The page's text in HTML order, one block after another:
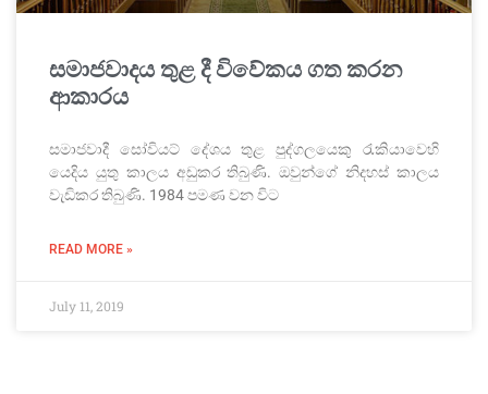
සමාජවාදය තුළ දී විවේකය ගත කරන
ආකාරය
සමාජවාදී සෝවියට් දේශය තුළ පුද්ගලයෙකු රැකියාවෙහි
යෙදිය යුතු කාලය අඩුකර තිබුණි. ඔවුන්ගේ නිදහස් කාලය
වැඩිකර තිබුණි. 1984 පමණ වන විට
READ MORE »
July 11, 2019